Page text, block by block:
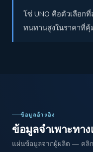
โซ่ UNO คือตัวเลือก
ทนทานสูงในราคาที่คุ้
ข้อมูลอ้างอิง
ข้อมูลจำเพาะทา
แผ่นข้อมูลจากผู้ผลิต — คลิ